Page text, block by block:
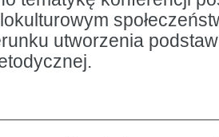
utworzenia